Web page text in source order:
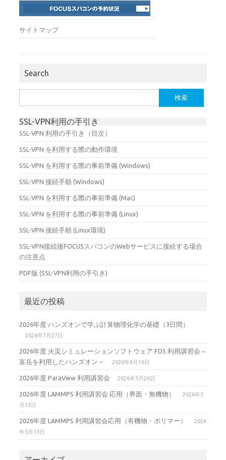
サイトマップ
Search
索:
SSL-VPN利用の手引き
SSL-VPN 利用の手引き（目次）
SSL-VPN を利用する際の動作環境
SSL-VPN を利用する際の事前準備 (Windows)
SSL-VPN 接続手順 (Windows)
SSL-VPN を利用する際の事前準備 (Mac)
SSL-VPN を利用する際の事前準備 (Linux)
SSL-VPN 接続手順 (Linux環境)
SSL-VPN接続後FOCUSスパコンのWebサービスに接続する場合
の注意点
PDF版 (SSL-VPN利用の手引き)
最近の投稿
2026年度 ハンズオンで学ぶ計算物理化学の基礎（3日間）
2026年7月27日
2026年度 火災シミュレーションソフトウェア FDS 利用講習会～
富岳を利用したハンズオン～
2026年6月16日
2026年度 ParaView 利用講習会 2026年5月26日
2026年度 LAMMPS 利用講習会 応用（界面・無機物）
2026年5
月13日
2026年度 LAMMPS 利用講習会応用（有機物・ポリマー）
2026
年5月13日